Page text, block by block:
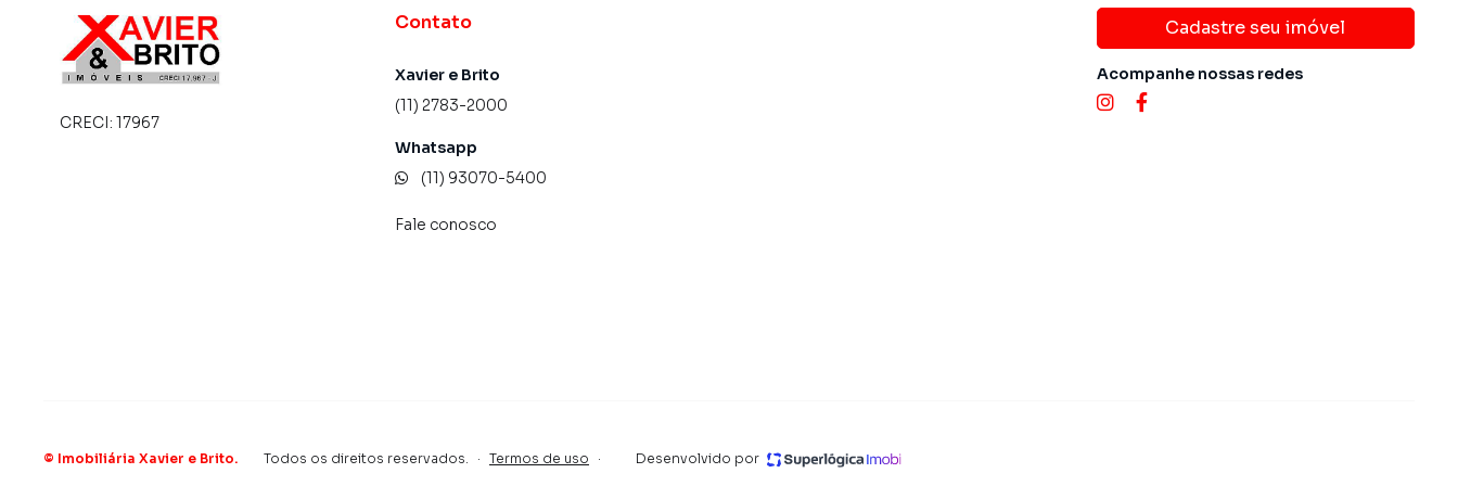
CRECI: 17967
Contato
Xavier e Brito
(11) 2783-2000
Whatsapp
(11) 93070-5400
Fale conosco
Cadastre seu imóvel
Acompanhe nossas redes
© Imobiliária Xavier e Brito. Todos os direitos reservados. · Termos de uso · Desenvolvido por